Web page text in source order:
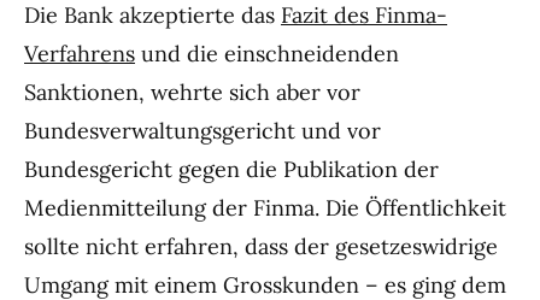
Die Bank akzeptierte das Fazit des Finma-
Verfahrens und die einschneidenden
Sanktionen, wehrte sich aber vor
Bundesverwaltungsgericht und vor
Bundesgericht gegen die Publikation der
Medienmitteilung der Finma. Die Öffentlichkeit
sollte nicht erfahren, dass der gesetzeswidrige
Umgang mit einem Grosskunden – es ging dem